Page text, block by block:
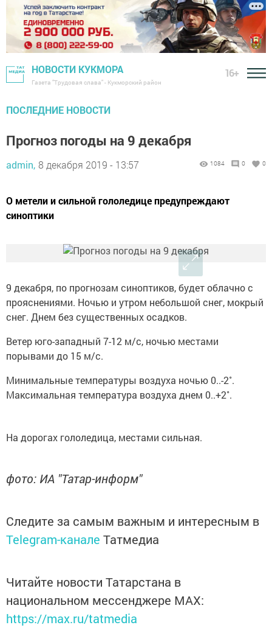
НОВОСТИ КУКМОРА
Газета "Трудовая слава" - Кукморский район
16+
ПОСЛЕДНИЕ НОВОСТИ
Прогноз погоды на 9 декабря
admin, 8 декабря 2019 - 13:57 1084 0 0
О метели и сильной гололедице предупреждают
синоптики
9 декабря, по прогнозам синоптиков, будет облачно с
прояснениями. Ночью и утром небольшой снег, мокрый
снег. Днем без существенных осадков.
Ветер юго-западный 7-12 м/с, ночью местами
порывами до 15 м/с.
Минимальные температуры воздуха ночью 0..-2˚.
Максимальная температура воздуха днем 0..+2˚.
На дорогах гололедица, местами сильная.
фото: ИА "Татар-информ"
Следите за самым важным и интересным в
Telegram-канале Татмедиа
Читайте новости Татарстана в
национальном мессенджере MАХ:
https://max.ru/tatmedia